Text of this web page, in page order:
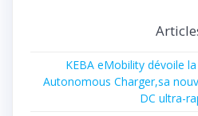
KEBA eMobility dévoile
Autonomous Charger,sa
DC ultra-